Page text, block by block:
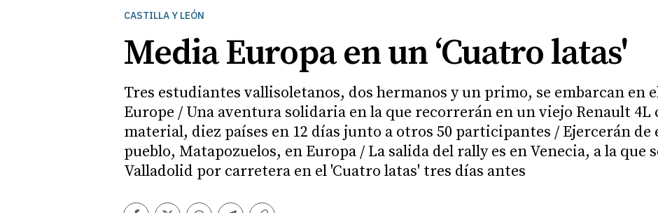
CASTILLA Y LEÓN
Media Europa en un ‘Cuatro latas'
Tres estudiantes vallisoletanos, dos hermanos y un primo, se embarcan en
Europe / Una aventura solidaria en la que recorrerán en un viejo Renault 4L
material, diez países en 12 días junto a otros 50 participantes / Ejercerán de
pueblo, Matapozuelos, en Europa / La salida del rally es en Venecia, a la que
Valladolid por carretera en el 'Cuatro latas' tres días antes